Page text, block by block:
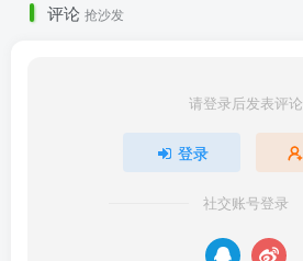
评论 抢沙发
请登录后发表评论
登录
社交账号登录